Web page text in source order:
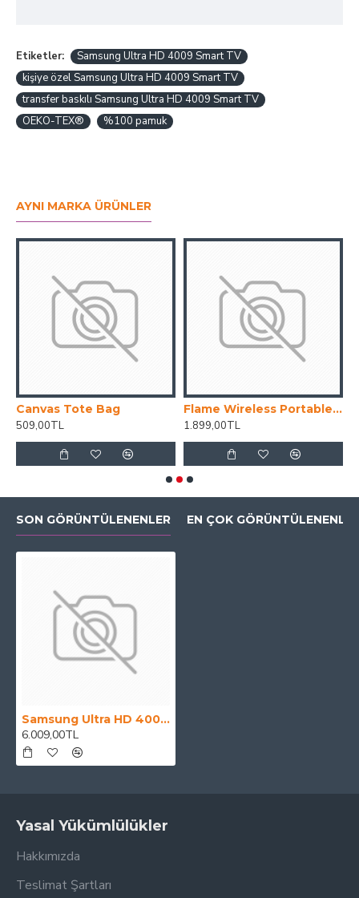
Etiketler:
Samsung Ultra HD 4009 Smart TV
kişiye özel Samsung Ultra HD 4009 Smart TV
transfer baskılı Samsung Ultra HD 4009 Smart TV
OEKO-TEX®
%100 pamuk
AYNI MARKA ÜRÜNLER
Canvas Tote Bag
509,00TL
Flame Wireless Portable Speaker
1.899,00TL
SON GÖRÜNTÜLENENLER EN ÇOK
Samsung Ultra HD 4009 Smart TV
6.009,00TL
Yasal Yükümlülükler
Hakkımızda
Teslimat Şartları